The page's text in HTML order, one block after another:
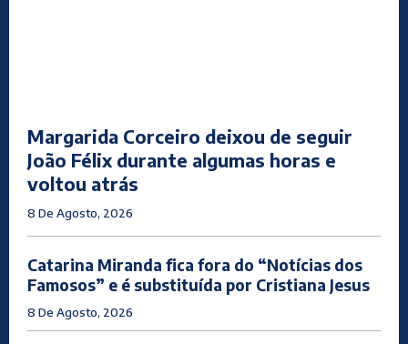
Margarida Corceiro deixou de seguir
João Félix durante algumas horas e
voltou atrás
8 De Agosto, 2026
Catarina Miranda fica fora do “Notícias dos
Famosos” e é substituída por Cristiana Jesus
8 De Agosto, 2026